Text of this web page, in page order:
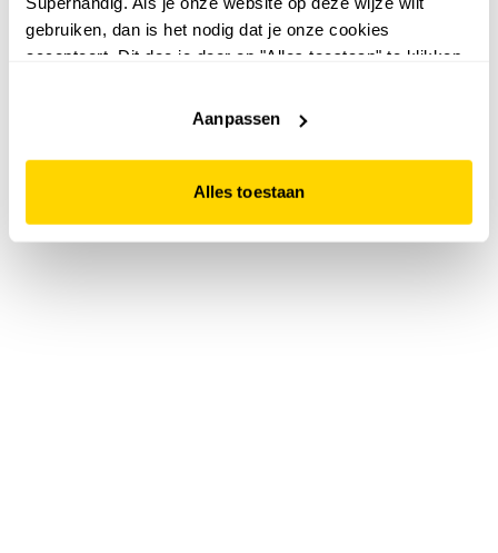
gebruiken, dan is het nodig dat je onze cookies
accepteert. Dit doe je door op "Alles toestaan" te klikken.
website niet optimaal functioneert.
Aanpassen
Alles toestaan